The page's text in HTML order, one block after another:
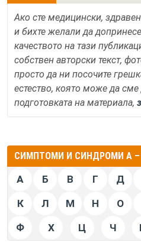
Ако сте медицински,
и бихте желали да
качеството на тази
собствен авторски текст,
просто да ни посочите
естество, която може да
подготовката на материала,
СИМПТОМИ И СИНДРОМИ А –
А Б В Г Д
К Л М Н О
Ф Х Ц Ч